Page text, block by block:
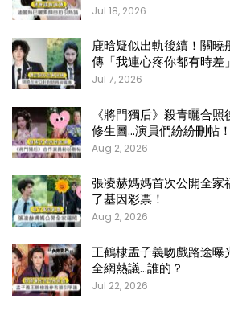
Jul 18, 2026
鹿晗疑似出軌後續！關
傳「我連心疼你都有時差」
Jul 7, 2026
《將門獨后》殺青曬合
修生圖…演員們紛紛刪帖！
Aug 2, 2026
張凌赫媽媽首次公開全家
了基因彩票！
Aug 2, 2026
王鶴棣孟子義吻戲路途曝
全網熱議…誰的？
Jul 22, 2026